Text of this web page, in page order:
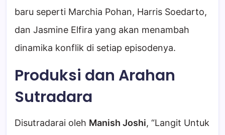
baru seperti Marchia Pohan, Harris Soedarto,
dan Jasmine Elfira yang akan menambah
dinamika konflik di setiap episodenya.
Produksi dan Arahan
Sutradara
Disutradarai oleh Manish Joshi, “Langit Untuk